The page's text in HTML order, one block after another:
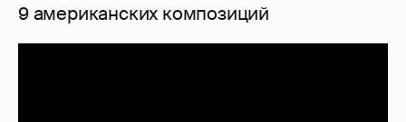
9 американских композиций